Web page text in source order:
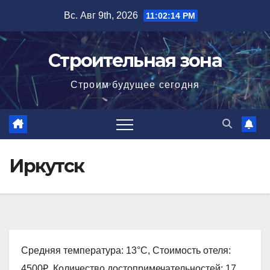
содержимому
Вс. Авг 9th, 2026 11:02:15 PM
Строительная зона
Строим будущее сегодня
Иркутск
Средняя температура: 13°C, Стоимость отеля: